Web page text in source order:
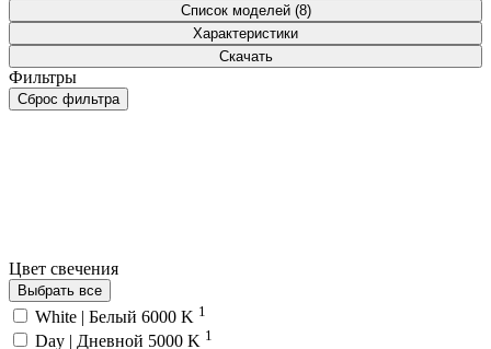
Список моделей (8)
Характеристики
Скачать
Фильтры
Сброс фильтра
Цвет свечения
Выбрать все
White | Белый 6000 K 1
Day | Дневной 5000 K 1